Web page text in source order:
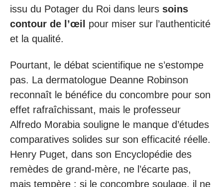
issu du Potager du Roi dans leurs soins
contour de l’œil
pour miser sur l’authenticité
et la qualité.
Pourtant, le débat scientifique ne s’estompe
pas. La dermatologue Deanne Robinson
reconnaît le bénéfice du concombre pour son
effet rafraîchissant, mais le professeur
Alfredo Morabia souligne le manque d’études
comparatives solides sur son efficacité réelle.
Henry Puget, dans son Encyclopédie des
remèdes de grand-mère, ne l’écarte pas,
mais tempère : si le concombre soulage, il ne